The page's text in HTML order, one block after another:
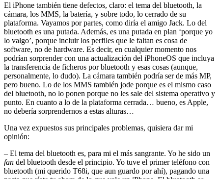
El iPhone también tiene defectos, claro: el tema del bluetooth, la
cámara, los MMS, la batería, y sobre todo, lo cerrado de su
plataforma. Vayamos por partes, como diría el amigo Jack. Lo del
bluetooth es una putada. Además, es una putada en plan ‘porque yo
lo valgo’, porque incluir los perfiles que le faltan es cosa de
software, no de hardware. Es decir, en cualquier momento nos
podrían sorprender con una actualización del iPhoneOS que incluya
la transferencia de ficheros por bluetooth y esas cosas (aunque,
personalmente, lo dudo). La cámara también podría ser de más MP,
pero bueno. Lo de los MMS también jode porque es el mismo caso
del bluetooth, no lo ponen porque no les sale del sistema operativo y
punto. En cuanto a lo de la plataforma cerrada… bueno, es Apple,
no debería sorprendernos a estas alturas…
Una vez expuestos sus principales problemas, quisiera dar mi
opinión:
– El tema del bluetooth es, para mi el más sangrante. Yo he sido un
fan del bluetooth desde el principio. Yo tuve el primer teléfono con
bluetooth (mi querido T68i, que aun guardo por ahí), pagando una